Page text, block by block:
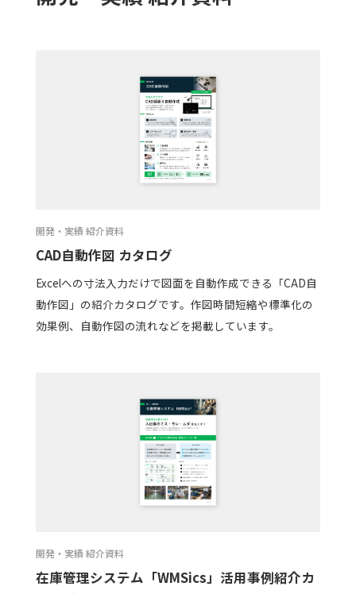
開発・実績 紹介資料
CAD自動作図 カタログ
Excelへの寸法入力だけで図面を自動作成できる「CAD自
動作図」の紹介カタログです。作図時間短縮や標準化の
効果例、自動作図の流れなどを掲載しています。
開発・実績 紹介資料
在庫管理システム「WMSics」活用事例紹介カ